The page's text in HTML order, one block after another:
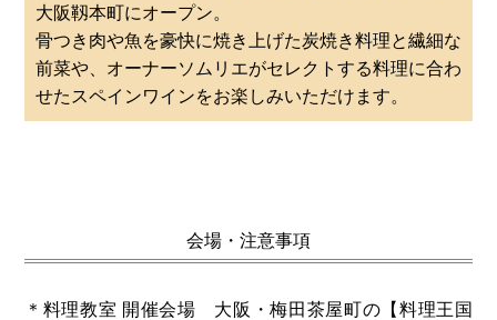
大阪靱本町にオープン。
骨つき肉や魚を豪快に焼き上げた炭焼き料理と繊細な
前菜や、オーナーソムリエがセレクトする料理に合わ
せたスペインワインをお楽しみいただけます。
会場・注意事項
＊料理教室 開催会場 大阪・梅田茶屋町の【料理王国